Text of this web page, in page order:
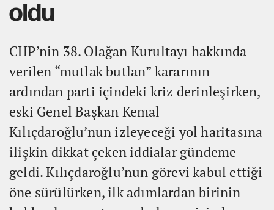
oldu
CHP’nin 38. Olağan Kurultayı hakkında
verilen “mutlak butlan” kararının
ardından parti içindeki kriz derinleşirken,
eski Genel Başkan Kemal
Kılıçdaroğlu’nun izleyeceği yol haritasına
ilişkin dikkat çeken iddialar gündeme
geldi. Kılıçdaroğlu’nun görevi kabul ettiği
öne sürülürken, ilk adımlardan birinin